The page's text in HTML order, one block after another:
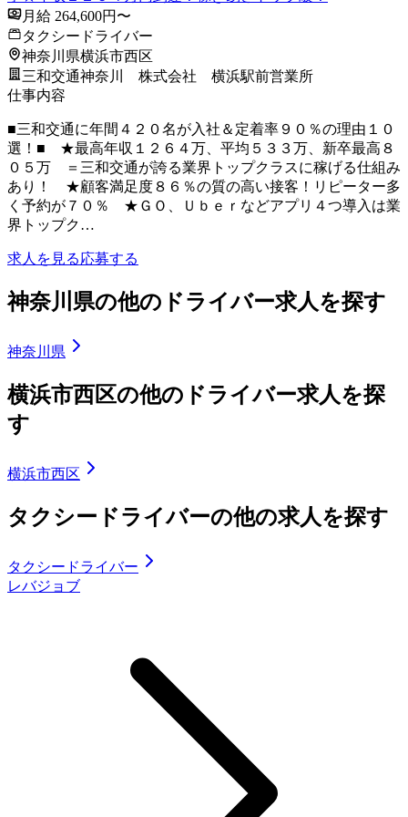
月給 264,600円〜
タクシードライバー
神奈川県横浜市西区
三和交通神奈川 株式会社 横浜駅前営業所
仕事内容
■三和交通に年間４２０名が入社＆定着率９０％の理由１０
選！■ ★最高年収１２６４万、平均５３３万、新卒最高８
０５万 ＝三和交通が誇る業界トップクラスに稼げる仕組み
あり！ ★顧客満足度８６％の質の高い接客！リピーター多
く予約が７０％ ★ＧＯ、Ｕｂｅｒなどアプリ４つ導入は業
界トップク…
求人を見る応募する
神奈川県の他のドライバー求人を探す
神奈川県
横浜市西区の他のドライバー求人を探
す
横浜市西区
タクシードライバーの他の求人を探す
タクシードライバー
レバジョブ